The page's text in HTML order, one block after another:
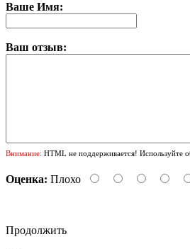
Ваше Имя:
Ваш отзыв:
Внимание: HTML не поддерживается! Используйте
Оценка: Плохо
Продолжить